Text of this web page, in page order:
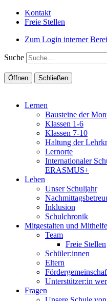
Kontakt
Freie Stellen
Zum Login interner
Suche
Öffnen Schließen
Lernen
Bausteine der
Klassen 1-6
Klassen 7-10
Haltung der
Lernorte
Internationaler
ERASMUS+
Leben
Unser Schuljahr
Inklusion
Schulchronik
Mitgestalten und
Team
Freie Stellen
Schüler:innen
Eltern
Unterstützer:in
Fragen